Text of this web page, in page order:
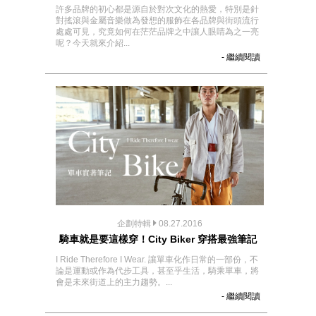
許多品牌的初心都是源自於對次文化的熱愛，特別是針
對搖滾與金屬音樂做為發想的服飾在各品牌與街頭流行
處處可見，究竟如何在茫茫品牌之中讓人眼睛為之一亮
呢？今天就來介紹...
- 繼續閱讀
企劃特輯 08.27.2016
騎車就是要這樣穿！City Biker 穿搭最強筆記
I Ride Therefore I Wear. 讓單車化作日常的一部份，不
論是運動或作為代步工具，甚至乎生活，騎乘單車，將
會是未來街道上的主力趨勢。...
- 繼續閱讀